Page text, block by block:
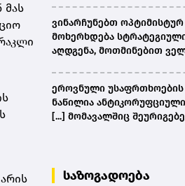
მას
ვინარჩუნებთ
მოხერხდება
აღდგენა, მოთმინებით
ეროვნული
ნაწილია
[...] მომავალშიც
საზოგადოება